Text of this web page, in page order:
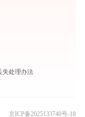
失处理办法
京ICP备2025133740号-18